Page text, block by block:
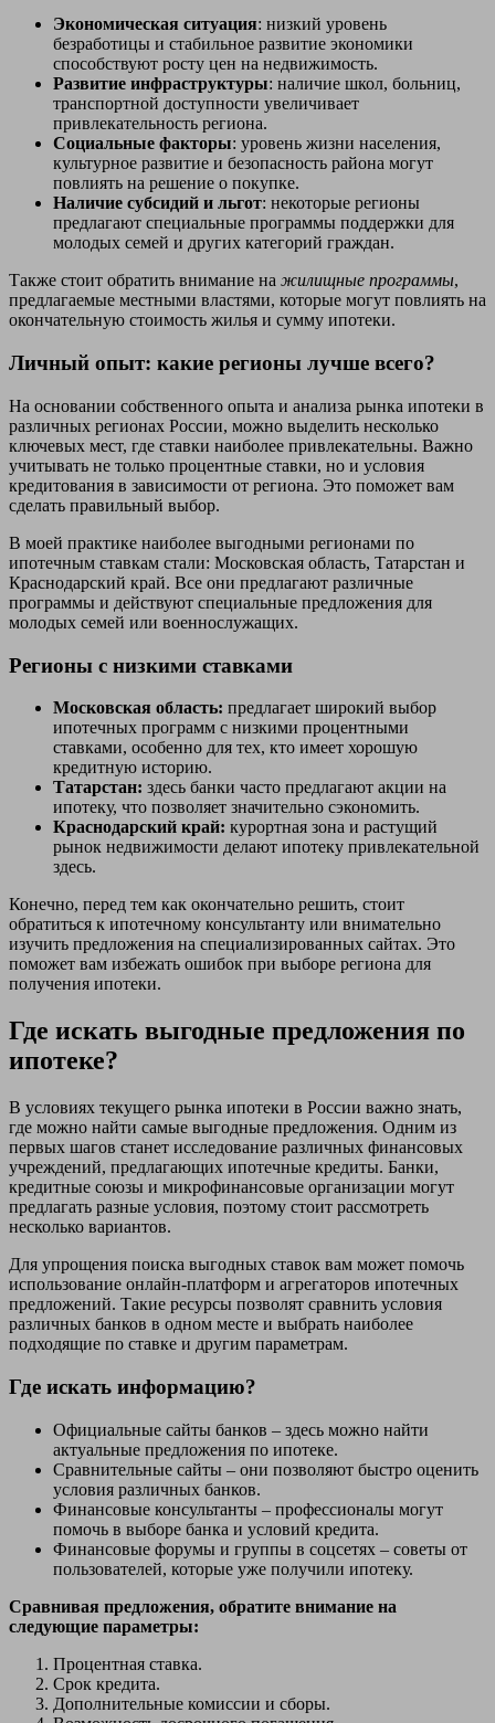
Экономическая ситуация: низкий уровень
безработицы и стабильное развитие экономики
способствуют росту цен на недвижимость.
Развитие инфраструктуры: наличие школ, больниц,
транспортной доступности увеличивает
привлекательность региона.
Социальные факторы: уровень жизни населения,
культурное развитие и безопасность района могут
повлиять на решение о покупке.
Наличие субсидий и льгот: некоторые регионы
предлагают специальные программы поддержки для
молодых семей и других категорий граждан.
Также стоит обратить внимание на жилищные программы,
предлагаемые местными властями, которые могут повлиять на
окончательную стоимость жилья и сумму ипотеки.
Личный опыт: какие регионы лучше всего?
На основании собственного опыта и анализа рынка ипотеки в
различных регионах России, можно выделить несколько
ключевых мест, где ставки наиболее привлекательны. Важно
учитывать не только процентные ставки, но и условия
кредитования в зависимости от региона. Это поможет вам
сделать правильный выбор.
В моей практике наиболее выгодными регионами по
ипотечным ставкам стали: Московская область, Татарстан и
Краснодарский край. Все они предлагают различные
программы и действуют специальные предложения для
молодых семей или военнослужащих.
Регионы с низкими ставками
Московская область: предлагает широкий выбор
ипотечных программ с низкими процентными
ставками, особенно для тех, кто имеет хорошую
кредитную историю.
Татарстан: здесь банки часто предлагают акции на
ипотеку, что позволяет значительно сэкономить.
Краснодарский край: курортная зона и растущий
рынок недвижимости делают ипотеку привлекательной
здесь.
Конечно, перед тем как окончательно решить, стоит
обратиться к ипотечному консультанту или внимательно
изучить предложения на специализированных сайтах. Это
поможет вам избежать ошибок при выборе региона для
получения ипотеки.
Где искать выгодные предложения по
ипотеке?
В условиях текущего рынка ипотеки в России важно знать,
где можно найти самые выгодные предложения. Одним из
первых шагов станет исследование различных финансовых
учреждений, предлагающих ипотечные кредиты. Банки,
кредитные союзы и микрофинансовые организации могут
предлагать разные условия, поэтому стоит рассмотреть
несколько вариантов.
Для упрощения поиска выгодных ставок вам может помочь
использование онлайн-платформ и агрегаторов ипотечных
предложений. Такие ресурсы позволят сравнить условия
различных банков в одном месте и выбрать наиболее
подходящие по ставке и другим параметрам.
Где искать информацию?
Официальные сайты банков – здесь можно найти
актуальные предложения по ипотеке.
Сравнительные сайты – они позволяют быстро оценить
условия различных банков.
Финансовые консультанты – профессионалы могут
помочь в выборе банка и условий кредита.
Финансовые форумы и группы в соцсетях – советы от
пользователей, которые уже получили ипотеку.
Сравнивая предложения, обратите внимание на
следующие параметры:
Процентная ставка.
Срок кредита.
Дополнительные комиссии и сборы.